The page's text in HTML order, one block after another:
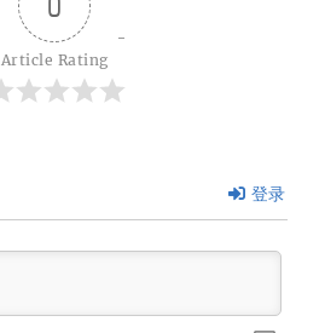
Article Rating
登录